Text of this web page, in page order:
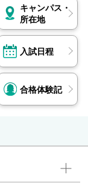
キャンパス・
所在地
入試日程
合格体験記